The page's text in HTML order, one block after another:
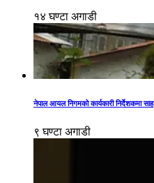
१४ घण्टा अगाडी
नेपाल आयल निगमको कार्यकारी निर्देशकमा साह
९ घण्टा अगाडी